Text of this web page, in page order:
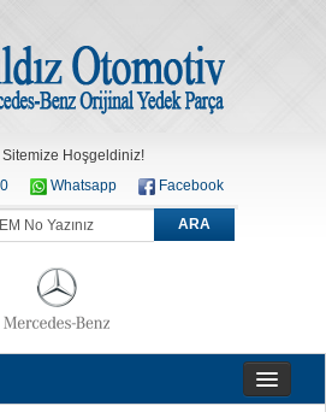
Sitemize Hoşgeldiniz!
Whatsapp Facebook
ARA